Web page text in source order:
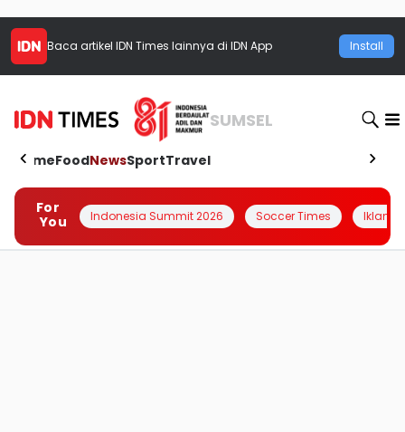
Baca artikel IDN Times lainnya di IDN App Install
SUMSEL
HomeFoodNewsSportTravel
For
You
Indonesia Summit 2026 Soccer Times Iklanin